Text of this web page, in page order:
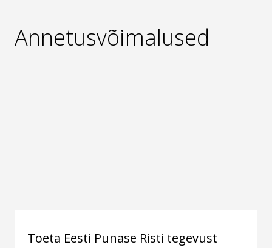
Annetusvõimalused
Toeta Eesti Punase Risti tegevust